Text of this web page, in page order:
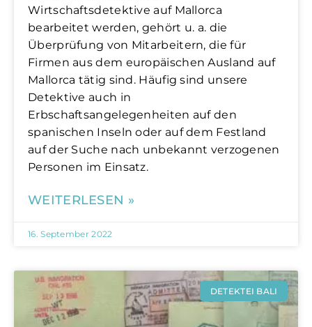
Wirtschaftsdetektive auf Mallorca
bearbeitet werden, gehört u. a. die
Überprüfung von Mitarbeitern, die für
Firmen aus dem europäischen Ausland auf
Mallorca tätig sind. Häufig sind unsere
Detektive auch in
Erbschaftsangelegenheiten auf den
spanischen Inseln oder auf dem Festland
auf der Suche nach unbekannt verzogenen
Personen im Einsatz.
WEITERLESEN »
16. September 2022
DETEKTEI BALI